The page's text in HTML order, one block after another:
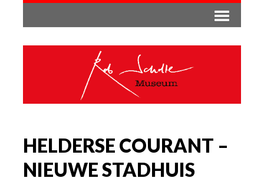
HELDERSE COURANT –
NIEUWE STADHUIS